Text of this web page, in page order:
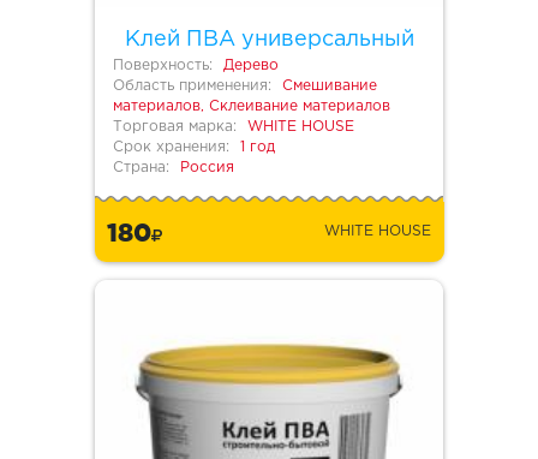
Клей ПВА универсальный
Поверхность:
Дерево
Область применения:
Смешивание
материалов, Склеивание материалов
Торговая марка:
WHITE HOUSE
Срок хранения:
1 год
Страна:
Россия
180 WHITE HOUSE